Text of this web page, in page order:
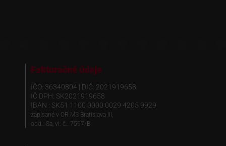
Fakturačné údaje
IČO: 36340804 | DIČ: 2021919658
IČ DPH: SK2021919658
IBAN : SK51 1100 0000 0029 4205 9929
zapísané v OR MS Bratislava III,
odd.: Sa, vl. č.: 7597/B